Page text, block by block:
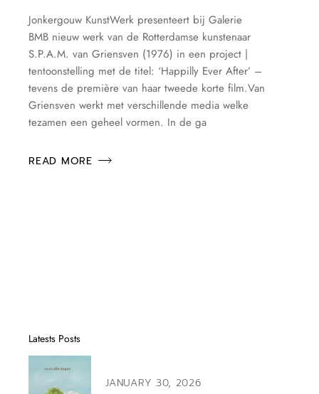
Jonkergouw KunstWerk presenteert bij Galerie
BMB nieuw werk van de Rotterdamse kunstenaar
S.P.A.M. van Griensven (1976) in een project |
tentoonstelling met de titel: ‘Happilly Ever After’ –
tevens de première van haar tweede korte film.Van
Griensven werkt met verschillende media welke
tezamen een geheel vormen. In de ga
READ MORE
Latests Posts
JANUARY 30, 2026